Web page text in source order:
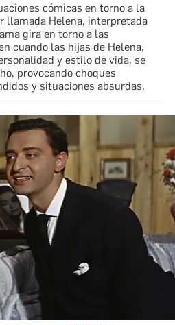
cómicas en torno a la
llamada Helena, interpretada
gira en torno a las
cuando las hijas de Helena,
y estilo de vida, se
provocando choques
y situaciones absurdas.